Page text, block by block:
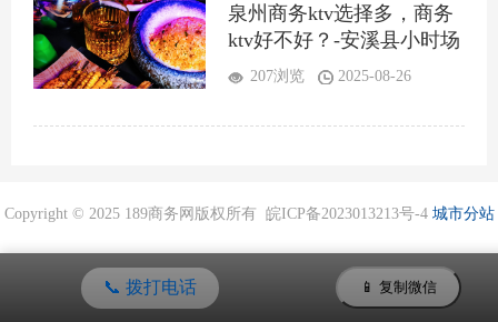
泉州商务ktv选择多，商务
ktv好不好？-安溪县小时场
ktv预定
207浏览 2025-08-26
Copyright © 2025 189商务网版权所有 皖ICP备2023013213号-4 城市分站
📞 拨打电话 📱 复制微信